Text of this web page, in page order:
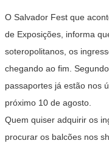
O Salvador Fest que
de Exposições, informa
soteropolitanos, os
chegando ao fim.
passaportes já estão nos
próximo 10 de agosto.
Quem quiser adquirir os
procurar os balcões nos